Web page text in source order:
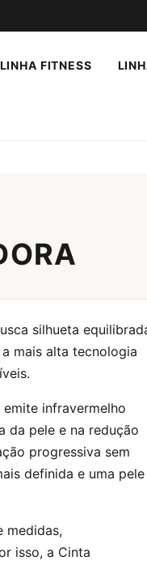
LINHA FITNESS
silhueta
mais alta tecnologia
infravermelho
da pele e na redução
progressiva sem
definida e uma pele
medidas,
isso, a Cinta